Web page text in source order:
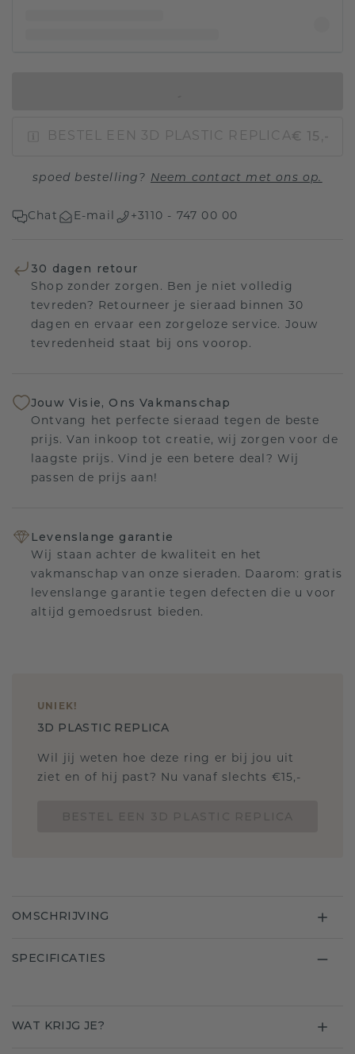
BESTEL EEN 3D PLASTIC REPLICA€ 15,-
spoed bestelling? Neem contact met ons op.
Chat E-mail +3110 - 747 00 00
30 dagen retour
Shop zonder zorgen. Ben je niet volledig
tevreden? Retourneer je sieraad binnen 30
dagen en ervaar een zorgeloze service. Jouw
tevredenheid staat bij ons voorop.
Jouw Visie, Ons Vakmanschap
Ontvang het perfecte sieraad tegen de beste
prijs. Van inkoop tot creatie, wij zorgen voor de
laagste prijs. Vind je een betere deal? Wij
passen de prijs aan!
Levenslange garantie
Wij staan achter de kwaliteit en het
vakmanschap van onze sieraden. Daarom: gratis
levenslange garantie tegen defecten die u voor
altijd gemoedsrust bieden.
UNIEK!
3D PLASTIC REPLICA
Wil jij weten hoe deze ring er bij jou uit
ziet en of hij past? Nu vanaf slechts €15,-
OMSCHRIJVING
SPECIFICATIES
WAT KRIJG JE?